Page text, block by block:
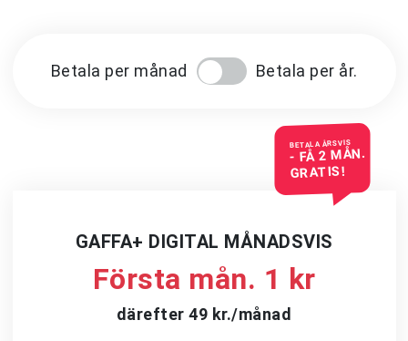
Betala per månad Betala per år.
BETALA ÅRSVIS
- FÅ 2 MÅN.
GRATIS!
GAFFA+ DIGITAL MÅNADSVIS
Första mån. 1 kr
därefter 49 kr./månad